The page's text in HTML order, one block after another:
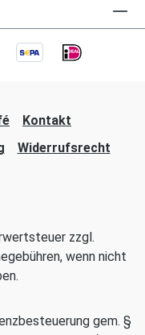
Kontakt
Widerrufsrecht
zzgl.
wenn nicht
gem. §